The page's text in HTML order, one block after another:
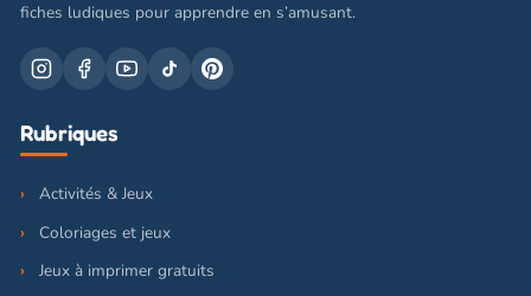
fiches ludiques pour apprendre en s’amusant.
Rubriques
Activités & Jeux
Coloriages et jeux
Jeux à imprimer gratuits